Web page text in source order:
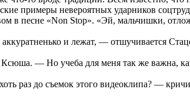
примеры невероятных ударников
в песне «Non Stop». «Эй, мальчишки,
и лежат, — отшучивается
— Но учеба для меня так же важна,
раз до съемок этого видеоклипа? —